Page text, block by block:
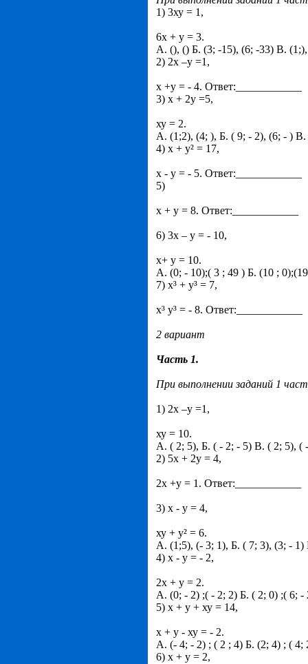
1) 3ху = 1,
6х + у = 3.
А. (), () Б. (3; -15), (6; -33) В.
2) 2х –у =1,
х +у = - 4. Ответ:____________
3) х + 2у =5,
ху = 2.
А. (1;2), (4; ), Б. ( 9; - 2), (6; - )
4) х + у² = 17,
х - у = - 5. Ответ:____________
5)
х + у = 8. Ответ:____________
6) 3х – у = - 10,
х+ у = 10.
А. (0; - 10);( 3 ; 49 ) Б. (10 ;
7) х³ + у³ = 7,
х³ у³ = - 8. Ответ:____________
2 вариант
Часть 1.
При выполнении заданий 1
1) 2х –у =1,
ху = 10.
А. ( 2; 5), Б. ( - 2; - 5) В. ( 2; 5), (
2) 5х + 2у = 4,
2х +у = 1. Ответ:____________
3) х - у = 4,
ху + у² = 6.
А. (1;5), (- 3; 1), Б. ( 7; 3), (3; -
4) х - у = - 2,
2х + у = 2.
А. (0; - 2) ;( - 2; 2) Б. ( 2; 0) ;( 6;
5) х + у + ху = 14,
х + у - ху = - 2.
А. (- 4; - 2) ; ( 2 ; 4) Б. (2; 4) ; ( 4;
6) х + у = 2,